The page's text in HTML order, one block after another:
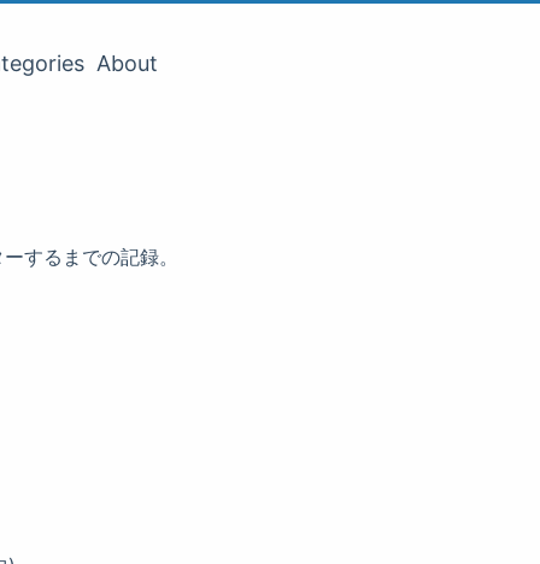
About
するまでの記録。